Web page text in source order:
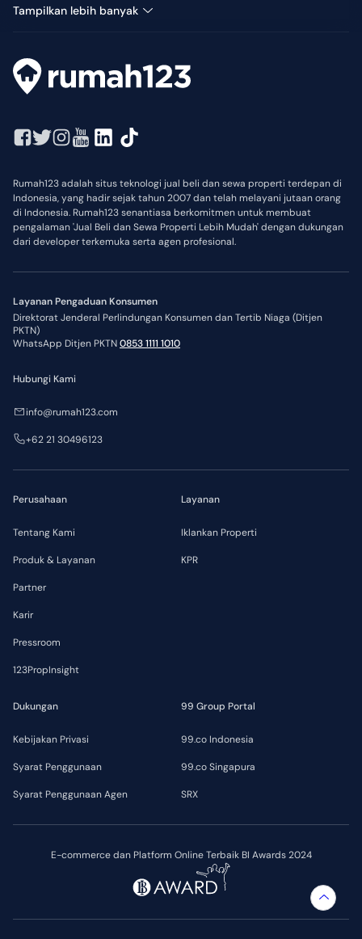
Tampilkan lebih banyak
Rumah123 adalah situs teknologi jual beli dan sewa properti terdepan di
Indonesia, yang hadir sejak tahun 2007 dan telah melayani jutaan orang
di Indonesia. Rumah123 senantiasa berkomitmen untuk membuat
pengalaman 'Jual Beli dan Sewa Properti Lebih Mudah' dengan dukungan
dari developer terkemuka serta agen profesional.
Layanan Pengaduan Konsumen
Direktorat Jenderal Perlindungan Konsumen dan Tertib Niaga (Ditjen
PKTN)
WhatsApp Ditjen PKTN0853 1111 1010
E-commerce dan Platform Online Terbaik BI Awards 2024
Perusahaan
Tentang Kami
Produk & Layanan
Partner
Karir
Pressroom
123PropInsight
Layanan
Iklankan Properti
KPR
Dukungan
Kebijakan Privasi
Syarat Penggunaan
Syarat Penggunaan Agen
99 Group Portal
99.co Indonesia
99.co Singapura
SRX
Hubungi Kami
info@rumah123.com
+62 21 30496123